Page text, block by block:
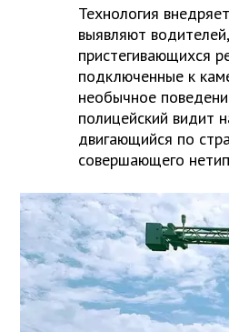
Технология
выявляют
пристегивающихся
подключенные к
необычное
полицейский видит
двигающийся по
совершающего